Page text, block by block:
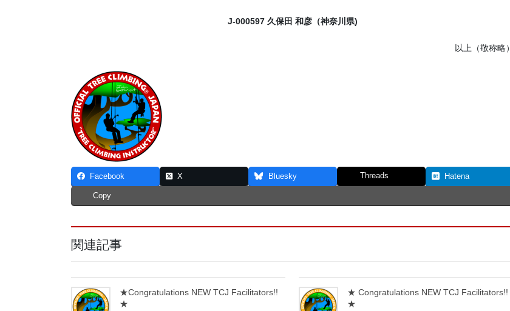
J-000597 久保田 和彦（神奈川県)
以上（敬称略）
Facebook X Bluesky Threads Hatena
Copy
関連記事
★Congratulations NEW TCJ Facilitators!!
★
★ Congratulations NEW TCJ Facilitators!!
★